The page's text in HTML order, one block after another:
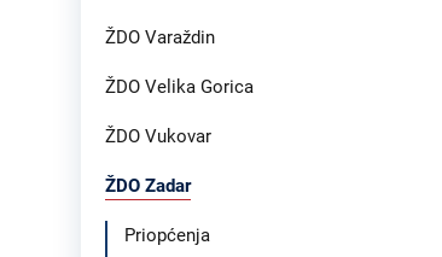
ŽDO Varaždin
ŽDO Velika Gorica
ŽDO Vukovar
ŽDO Zadar
Priopćenja